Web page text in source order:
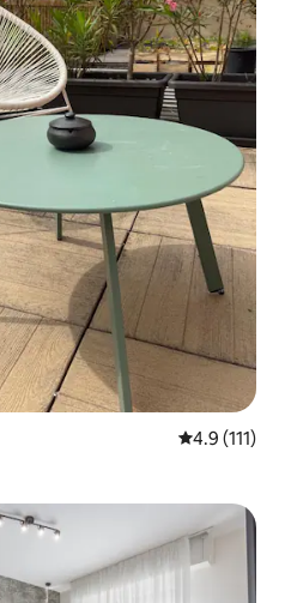
Calificación
4.9 (111)